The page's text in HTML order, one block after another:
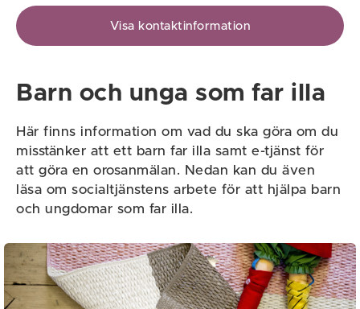
Visa kontaktinformation
Barn och unga som far illa
Här finns information om vad du ska göra om du
misstänker att ett barn far illa samt e-tjänst för
att göra en orosanmälan. Nedan kan du även
läsa om socialtjänstens arbete för att hjälpa barn
och ungdomar som far illa.